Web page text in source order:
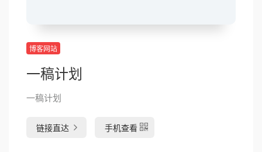
博客网站
一稿计划
一稿计划
链接直达 手机查看